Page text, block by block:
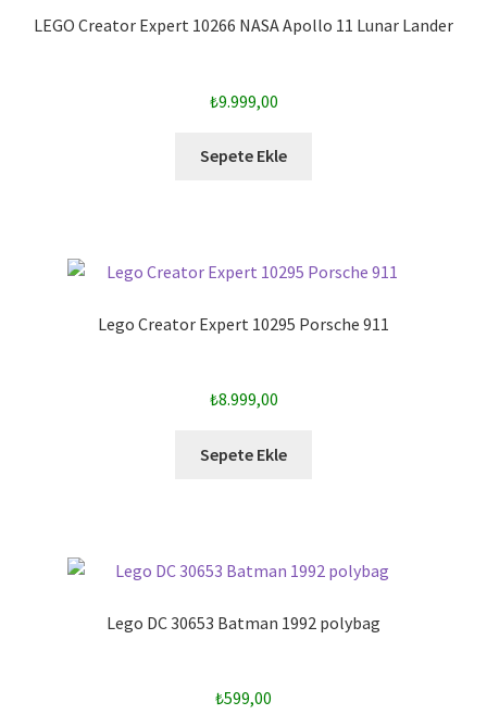
LEGO Creator Expert 10266 NASA Apollo 11 Lunar Lander
₺9.999,00
Sepete Ekle
Lego Creator Expert 10295 Porsche 911
₺8.999,00
Sepete Ekle
Lego DC 30653 Batman 1992 polybag
₺599,00